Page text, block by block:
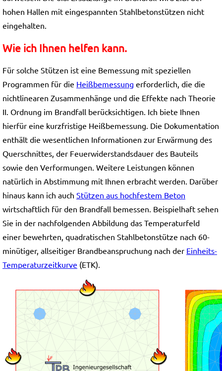
hohen Hallen mit eingespannten Stahlbetonstützen nicht
eingehalten.
Wie ich Ihnen helfen kann.
Für solche Stützen ist eine Bemessung mit speziellen
Programmen für die Heißbemessung erforderlich, die die
nichtlinearen Zusammenhänge und die Effekte nach Theorie
II. Ordnung im Brandfall berücksichtigen. Ich biete Ihnen
hierfür eine kurzfristige Heißbemessung. Die Dokumentation
enthält die wesentlichen Informationen zur Erwärmung des
Querschnittes, der Feuerwiderstandsdauer des Bauteils
sowie den Verformungen. Weitere Leistungen können
natürlich in Abstimmung mit Ihnen erbracht werden. Darüber
hinaus kann ich auch Stützen aus hochfestem Beton
wirtschaftlich für den Brandfall bemessen. Beispielhaft sehen
Sie in der nachfolgenden Abbildung das Temperaturfeld
einer bewehrten, quadratischen Stahlbetonstütze nach 60-
minütiger, allseitiger Brandbeanspruchung nach der Einheits-
Temperaturzeitkurve (ETK).